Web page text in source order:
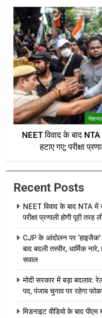
NEET विवाद के बाद
हटाए गए; परीक्षा
Recent Posts
NEET विवाद के बाद NTA में
परीक्षा प्रणाली होगी पूरी
CJP के आंदोलन पर
बाद बदली तस्वीर, धार्मिक
सवाल
मोदी सरकार में बड़ा बदलाव:
पद, पंजाब चुनाव पर रहेगा
मिडनाइट वीडियो के बाद